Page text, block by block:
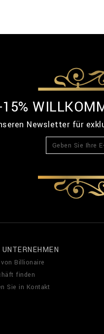
Newsletter für
UNTERNEHMEN
Billionaire
finden
Sie in Kontakt